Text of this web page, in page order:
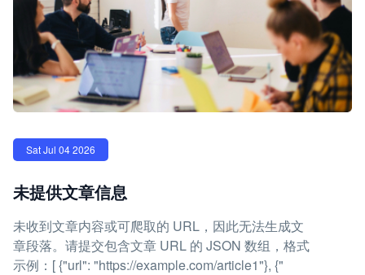
Sat Jul 04 2026
未提供文章信息
未收到文章内容或可爬取的 URL，因此无法生成文
章段落。请提交包含文章 URL 的 JSON 数组，格式
示例：[ {"url": "https://example.com/article1"}, {"